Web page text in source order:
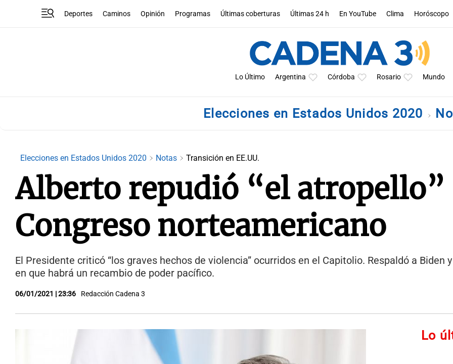
Deportes Caminos Opinión Programas Últimas coberturas Últimas 24 h En YouTube Clima Horóscopo
Lo Último Argentina Córdoba Rosario Mundo
Elecciones en Estados Unidos 2020
Elecciones en Estados Unidos 2020 Notas Transición en EE.UU.
Alberto repudió “el atropello”
Congreso norteamericano
El Presidente criticó “los graves hechos de violencia” ocurridos en el Capitolio. Respaldó a Biden
en que habrá un recambio de poder pacífico.
06/01/2021 | 23:36 Redacción Cadena 3
Lo